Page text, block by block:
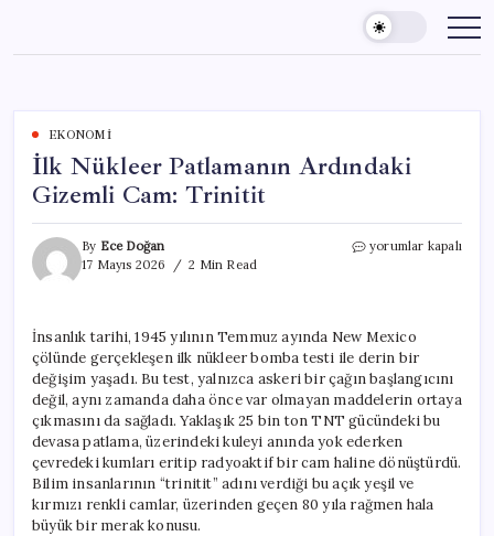
content
EKONOMI
İlk Nükleer Patlamanın Ardındaki
Gizemli Cam: Trinitit
By Ece Doğan
17 Mayıs 2026
2 Min Read
İlk
Cam:
Trinitit
için
yorumlar kapalı
İnsanlık tarihi, 1945 yılının Temmuz ayında New Mexico
çölünde gerçekleşen ilk nükleer bomba testi ile derin bir
değişim yaşadı. Bu test, yalnızca askeri bir çağın başlangıcını
değil, aynı zamanda daha önce var olmayan maddelerin ortaya
çıkmasını da sağladı. Yaklaşık 25 bin ton TNT gücündeki bu
devasa patlama, üzerindeki kuleyi anında yok ederken
çevredeki kumları eritip radyoaktif bir cam haline dönüştürdü.
Bilim insanlarının “trinitit” adını verdiği bu açık yeşil ve
kırmızı renkli camlar, üzerinden geçen 80 yıla rağmen hala
büyük bir merak konusu.